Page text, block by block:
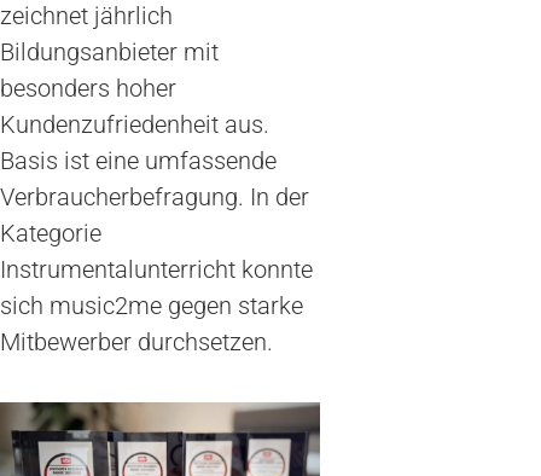
zeichnet jährlich
Bildungsanbieter mit
besonders hoher
Kundenzufriedenheit aus.
Basis ist eine umfassende
Verbraucherbefragung. In der
Kategorie
Instrumentalunterricht konnte
sich music2me gegen starke
Mitbewerber durchsetzen.